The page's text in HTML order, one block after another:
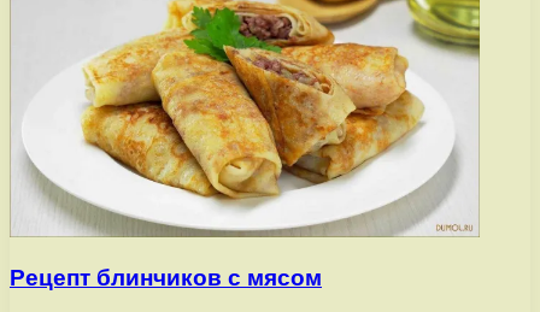
Рецепт блинчиков с мясом